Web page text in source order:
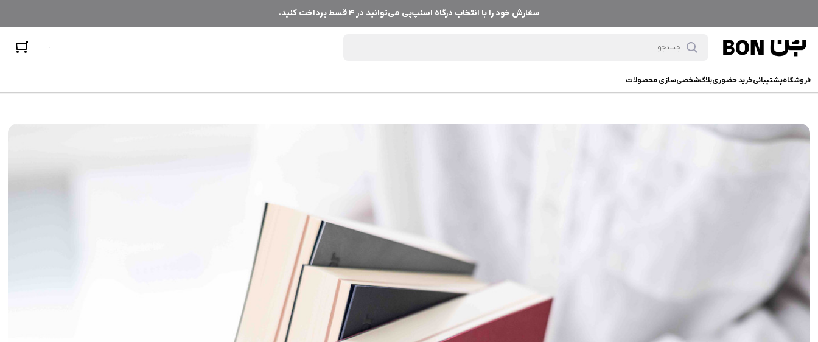
سفارش خود را با انتخاب درگاه اسنپ‌پی می‌توانید در ۴ قسط پرداخت کنید.
فروشگاهپشتیبانیخرید حضوریبلاگشخصی‌سازی محصولات